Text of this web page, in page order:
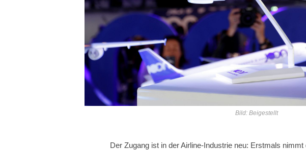
Bild: Beigestellt
Der Zugang ist in der Airline-Industrie neu: Erstmals nimmt